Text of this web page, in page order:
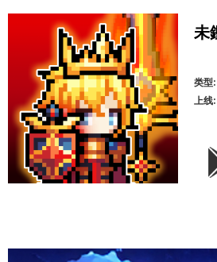
未
类型
上线